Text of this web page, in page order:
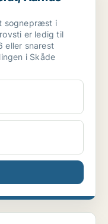
sognepræst i
er ledig til
eller snarest
i Skåde
Skanderborg ...